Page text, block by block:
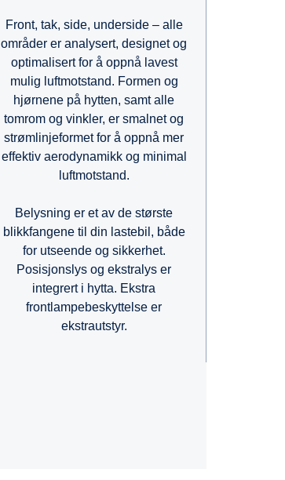
Front, tak, side, underside – alle
områder er analysert, designet og
optimalisert for å oppnå lavest
mulig luftmotstand. Formen og
hjørnene på hytten, samt alle
tomrom og vinkler, er smalnet og
strømlinjeformet for å oppnå mer
effektiv aerodynamikk og minimal
luftmotstand.
Belysning er et av de største
blikkfangene til din lastebil, både
for utseende og sikkerhet.
Posisjonslys og ekstralys er
integrert i hytta. Ekstra
frontlampebeskyttelse er
ekstrautstyr.